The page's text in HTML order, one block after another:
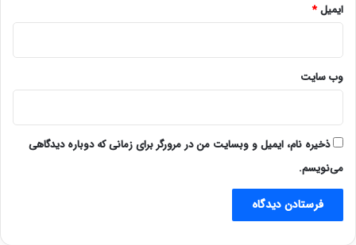
ایمیل*
وب‌ سایت
ذخیره نام، ایمیل و وبسایت من در مرورگر برای زمانی که دوباره دیدگاهی
می‌نویسم.